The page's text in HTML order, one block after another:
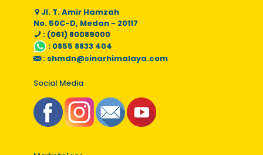
Jl. T. Amir Hamzah
No. 50C-D, Medan - 20117
: (061) 80089000
: 0855 8833 404
: shmdn@sinarhimalaya.com
Social Media